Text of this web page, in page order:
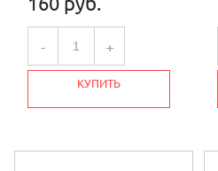
- +
КУПИТЬ